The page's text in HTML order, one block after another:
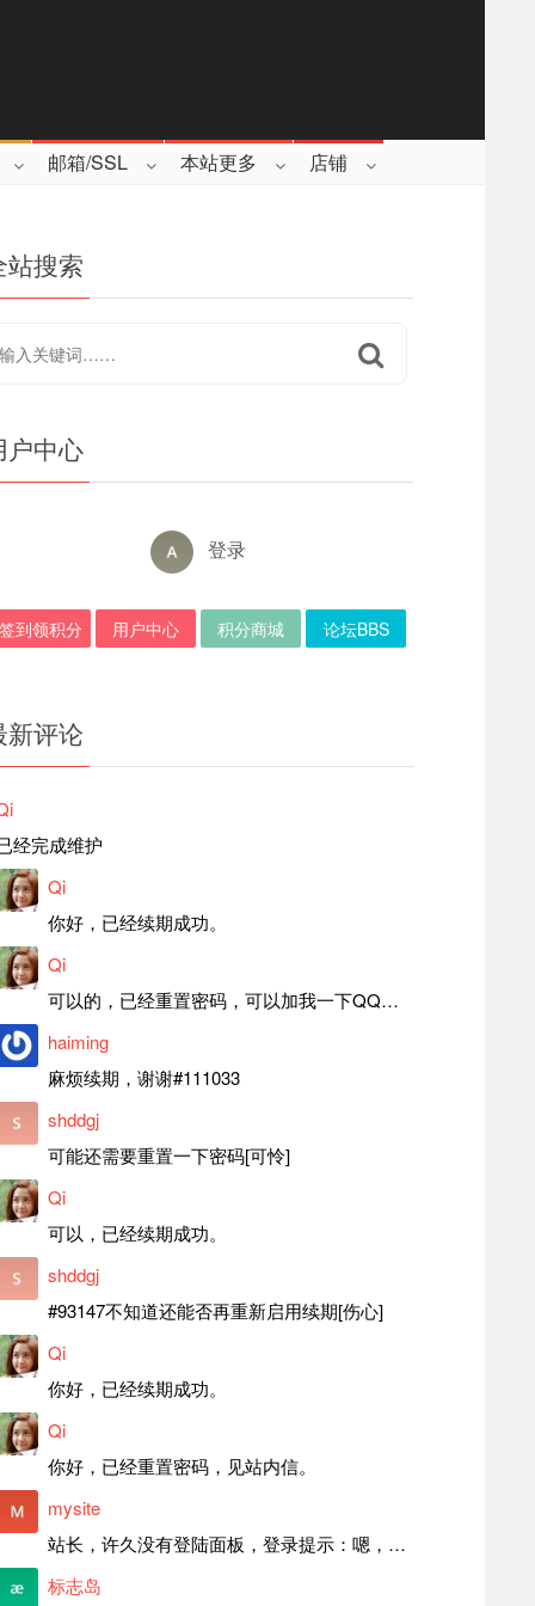
邮箱/SSL 本站更多 店铺
站搜索
户中心
登录
签到领积分 用户中心 积分商城 论坛BBS
新评论
经完成维护
Qi
你好，已经续期成功。
Qi
可以的，已经重置密码，可以加我一下QQ，留言后我就发密码给你。
haiming
麻烦续期，谢谢#111033
shddgj
可能还需要重置一下密码[可怜]
Qi
可以，已经续期成功。
shddgj
#93147不知道还能否再重新启用续期[伤心]
Qi
你好，已经续期成功。
Qi
你好，已经重置密码，见站内信。
mysite
站长，许久没有登陆面板，登录提示：嗯，登录详细信息似乎不正确。请重试。 网站还可以正常使用。如果是密码问题请帮忙重置一下密码。谢谢。订单号：97790，账号：aa20210950。 站长，提交了工单，你回复续期成功，不过我的问题是面部登陆信息有问题，一直是初始密码，现在无法登陆，有时间麻烦排查一下。
标志岛